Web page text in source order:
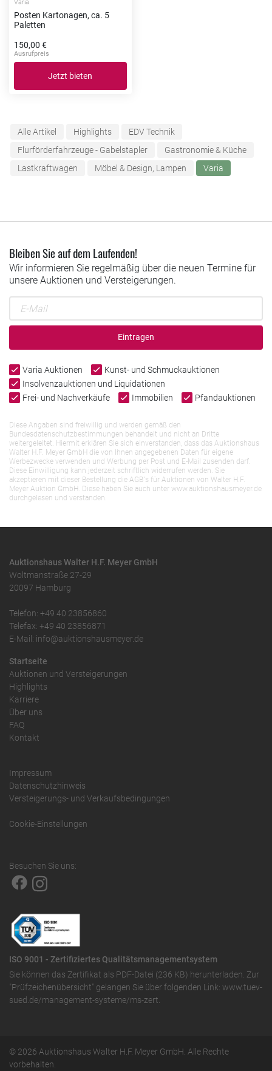
Varia
Posten Kartonagen, ca. 5
Paletten
150,00 €
Ausrufpreis
Jetzt bieten
Alle Artikel Highlights
EDV Technik
Flurförderfahrzeuge - Gabelstapler
Gastronomie & Küche
Lastkraftwagen
Möbel & Design, Lampen Varia
Bleiben Sie auf dem Laufenden!
Wir informieren Sie regelmäßig über die neuen Termine für
unsere Auktionen und Versteigerungen.
Eintragen
Varia Auktionen
Kunst- und Schmuckauktionen
Insolvenzauktionen und Liquidationen
Frei- und Nachverkäufe
Immobilien Pfandauktionen
Diese Angaben sind freiwillig und werden gemäß den
Bundesdatenschutzbestimmungen behandelt und nicht an Dritte
weitergeleitet. Hiermit erklären Sie sich einverstanden, dass das Auktionshaus
Walter H.F. Meyer GmbH die von Ihnen angegebenen Daten für eigene
Werbezwecke verwenden und Werbung per Post und E-Mail zusenden darf.
Diese Einwilligung kann jederzeit schriftlich widerrufen werden. Sie
akzeptieren mit dieser Bestellung die AGB`s für Auktionen von Walter H.F.
Meyer Auktion GmbH. Diese haben Sie auch unter www.auktionshausmeyer.de
durchgelesen und verstanden.
Auktionshaus Walter H.F. Meyer GmbH
Woltmanstraße 27-29
20097 Hamburg
Telefon: +49 40 23856860
Telefax: +49 40 23856871
E-Mail: info@auktionshausmeyer.de
Startseite
Auktionen und Versteigerungen
Highlights
Karriere
Über uns
FAQ
Kontakt
Impressum
Datenschutzhinweis
Versteigerungs- und Verkaufsbedingungen
Cookie-Einstellungen
Besuchen Sie uns:
ISO 9001 - Zertifiziertes Qualitätsmanagementsystem
Sie können das Zertifikat als PDF-Datei (236 KB) herunterladen. Zur
"Prüfzeichenübersicht" gelangen Sie über folgenden Link: www.tuev-
sued.de/management-systeme/ms-zert
© 2026 Auktionshaus Walter H.F. Meyer GmbH. Alle Rechte
vorbehalten.